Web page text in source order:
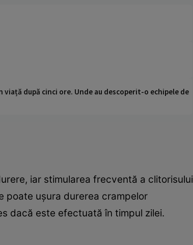
după cinci ore. Unde au descoperit-o echipele de
iar stimularea frecventă a clitorisului
poate uşura durerea crampelor
dacă este efectuată în timpul zilei.